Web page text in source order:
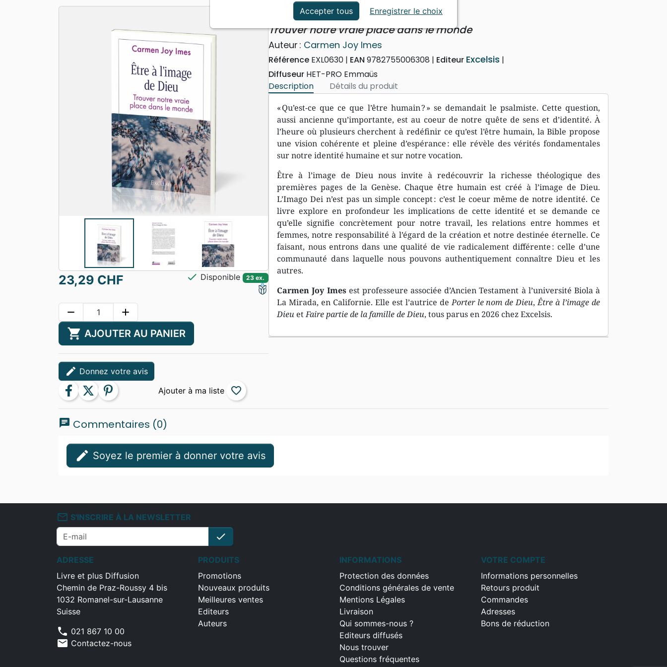
Apologétique
Formation
Événements actuels
Être à l’image de Dieu
Trouver notre vraie place dans le monde
Auteur : Carmen Joy Imes
Référence EXL0630 EAN 9782755006308 Editeur Excelsis
Diffuseur HET-PRO Emmaüs
Description
Détails du produit
« Qu’est-ce que ce que l’être humain ? » se demandait le psalmiste. Cette question,
aussi ancienne qu’importante, est au coeur de notre quête de sens et d’identité. À
l’heure où plusieurs cherchent à redéfinir ce qu’est l’être humain, la Bible propose
une vision cohérente et pleine d’espérance : elle révèle des vérités fondamentales
sur notre identité humaine et sur notre vocation.
Être à l’image de Dieu nous invite à redécouvrir la richesse théologique des
premières pages de la Genèse. Chaque être humain est créé à l’image de Dieu.
L’Imago Dei n’est pas un simple concept : c’est le coeur même de notre identité. Ce
livre explore en profondeur les implications de cette identité et se demande ce
qu’elle signifie concrètement pour notre travail, les relations entre hommes et
femmes, notre responsabilité à l’égard de la création et notre destinée éternelle. Ce
faisant, nous entrons dans une qualité de vie radicalement différente : celle d’une
communauté dans laquelle nous pouvons authentiquement connaître Dieu et les
autres.
Carmen Joy Imesest professeure associée d’Ancien Testament à l’université Biola à
La Mirada, en Californie. Elle est l’autrice dePorter le nom de Dieu,Être à l’image de
Dieu etFaire partie de la famille de Dieu, tous parus en 2026 chez Excelsis.
23,29 CHF check Disponible 23 ex.
remove add
shopping_cart AJOUTER AU PANIER
edit Donnez votre avis
facebook twitter pinterest favorite_border
chat Commentaires (0)
edit Soyez le premier à donner votre avis
mail_outline S'INSCRIRE À LA NEWSLETTER
check
ADRESSE
Livre et plus Diffusion
Chemin de Praz-Roussy 4 bis
1032 Romanel-sur-Lausanne
Suisse
phone 021 867 10 00
mail Contactez-nous
PRODUITS
Promotions
Nouveaux produits
Meilleures ventes
Editeurs
Auteurs
INFORMATIONS
Protection des données
Conditions générales de vente
Mentions Légales
Livraison
Qui sommes-nous ?
Editeurs diffusés
Nous trouver
Questions fréquentes
VOTRE COMPTE
Informations personnelles
Retours produit
Commandes
Adresses
Bons de réduction
Accepter tous Enregistrer le choix